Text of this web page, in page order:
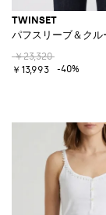
TWINSET
パフスリーブ＆クル
￥23,320
￥13,993
-40%